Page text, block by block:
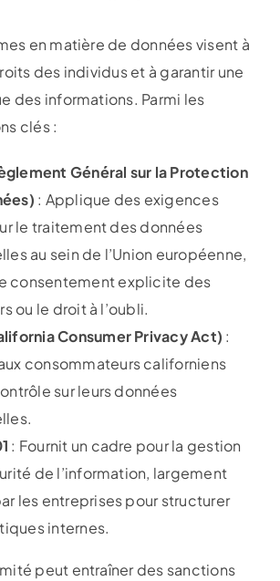
en matière de données visent à
des individus et à garantir une
des informations. Parmi les
clés :
Général sur la Protection
: Applique des exigences
le traitement des données
au sein de l’Union européenne,
consentement explicite des
ou le droit à l’oubli.
Consumer Privacy Act) :
consommateurs californiens
sur leurs données
: Fournit un cadre pour la gestion
de l’information, largement
les entreprises pour structurer
internes.
peut entraîner des sanctions